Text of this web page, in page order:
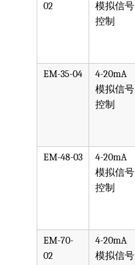
02
模拟信号
控制
EM-35-04
4-20mA
模拟信号
控制
EM-48-03
4-20mA
模拟信号
控制
EM-70-
02
4-20mA
模拟信号